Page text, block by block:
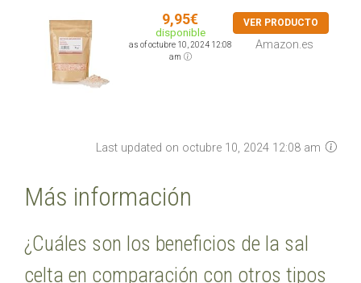
9,95€
disponible
as of octubre 10, 2024 12:08
am
VER PRODUCTO
Amazon.es
Last updated on octubre 10, 2024 12:08 am
Más información
¿Cuáles son los beneficios de la sal
celta en comparación con otros tipos